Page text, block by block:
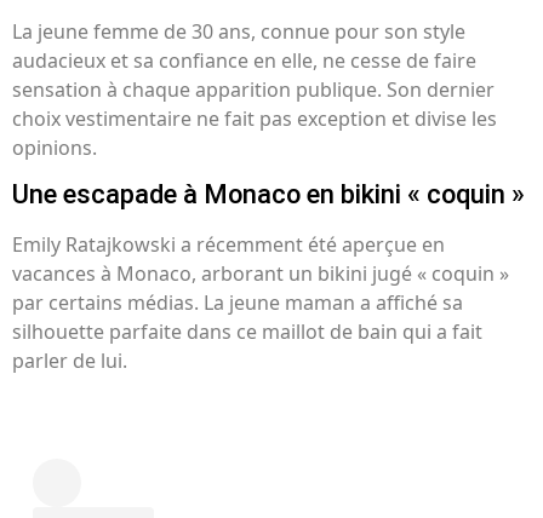
La jeune femme de 30 ans, connue pour son style
audacieux et sa confiance en elle, ne cesse de faire
sensation à chaque apparition publique. Son dernier
choix vestimentaire ne fait pas exception et divise les
opinions.
Une escapade à Monaco en bikini « coquin »
Emily Ratajkowski a récemment été aperçue en
vacances à Monaco, arborant un bikini jugé « coquin »
par certains médias. La jeune maman a affiché sa
silhouette parfaite dans ce maillot de bain qui a fait
parler de lui.